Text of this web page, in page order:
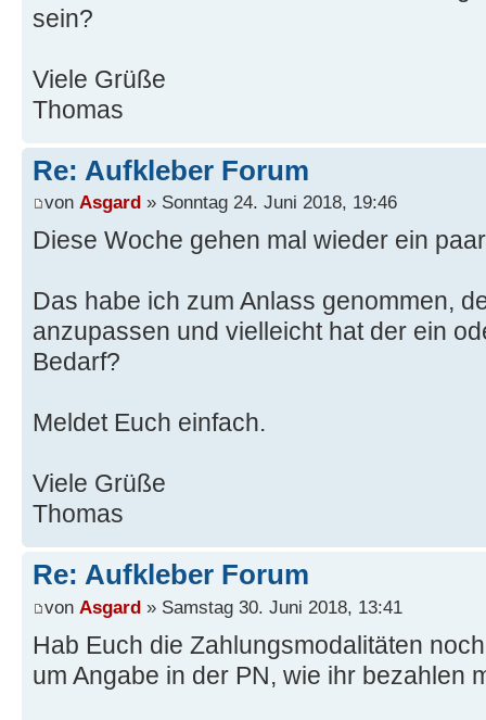
sein?
Viele Grüße
Thomas
Re: Aufkleber Forum
von Asgard » Sonntag 24. Juni 2018, 19:46
Diese Woche gehen mal wieder ein
Das habe ich zum Anlass genommen,
anzupassen und vielleicht hat der ein
Bedarf?
Meldet Euch einfach.
Viele Grüße
Thomas
Re: Aufkleber Forum
von Asgard » Samstag 30. Juni 2018, 13:41
Hab Euch die Zahlungsmodalitäten
um Angabe in der PN, wie ihr bezahlen